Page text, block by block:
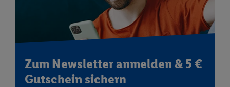
Zum Newsletter anmelden & 5 €
Gutschein sichern